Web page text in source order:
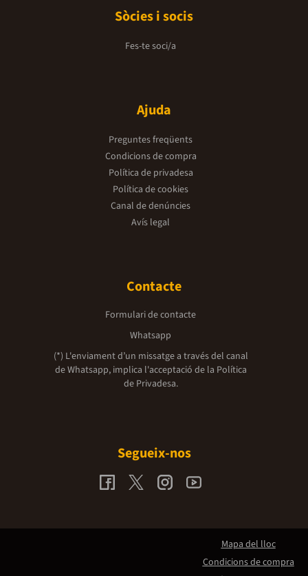
Sòcies i socis
Fes-te soci/a
Ajuda
Preguntes freqüents
Condicions de compra
Política de privadesa
Política de cookies
Canal de denúncies
Avís legal
Contacte
Formulari de contacte
Whatsapp
(*) L'enviament d’un missatge a través del canal
de Whatsapp, implica l'acceptació de la Política
de Privadesa.
Segueix-nos
Mapa del lloc
Condicions de compra